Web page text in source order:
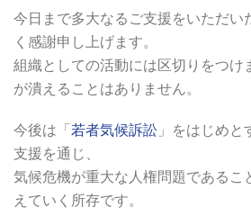
今日まで多大なるご支援をいただい
く感謝申し上げます。
組織としての活動には区切りをつけ
が潰えることはありません。
今後は「 若者気候訴訟 」をはじめ
支援を通じ、
気候危機が重大な人権問題であるこ
えていく所存です。